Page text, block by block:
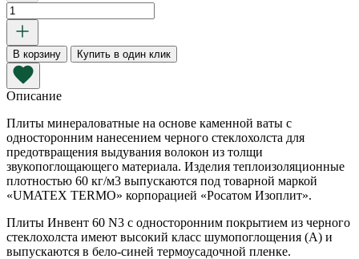
Количество
товара
Плита
InVent
60
N3
1200х600х50
(черный
стеклохолст)
В корзину Купить в один клик
Описание
Плиты минераловатные на основе каменной ваты с
односторонним нанесением черного стеклохолста для
предотвращения выдувания волокон из толщи
звукопоглощающего материала. Изделия теплоизоляционные
плотностью 60 кг/м3 выпускаются под товарной маркой
«UMATEX TERMO» корпорацией «Росатом Изоплит».
Плиты Инвент 60 N3 с односторонним покрытием из черного
стеклохолста имеют высокий класс шумопоглощения (А) и
выпускаются в бело-синей термоусадочной пленке.